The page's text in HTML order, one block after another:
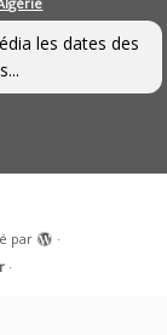
les dates des
par
·
·